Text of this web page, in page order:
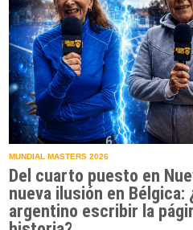
MUNDIAL MASTERS 2026
Del cuarto puesto en
nueva ilusión en Bélgica:
argentino escribir la